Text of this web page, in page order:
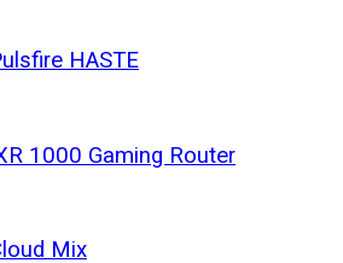
HASTE
1000 Gaming Router
Mix